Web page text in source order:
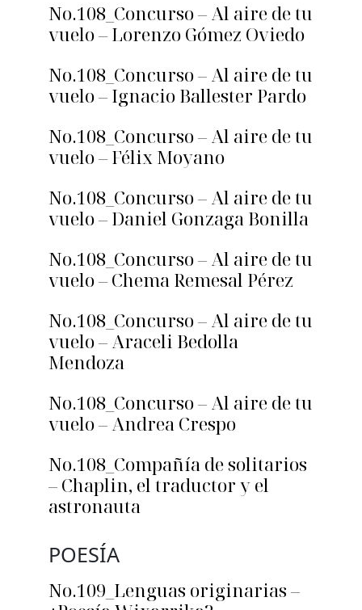
No.108_Concurso – Al aire de tu
vuelo – Lorenzo Gómez Oviedo
No.108_Concurso – Al aire de tu
vuelo – Ignacio Ballester Pardo
No.108_Concurso – Al aire de tu
vuelo – Félix Moyano
No.108_Concurso – Al aire de tu
vuelo – Daniel Gonzaga Bonilla
No.108_Concurso – Al aire de tu
vuelo – Chema Remesal Pérez
No.108_Concurso – Al aire de tu
vuelo – Araceli Bedolla
Mendoza
No.108_Concurso – Al aire de tu
vuelo – Andrea Crespo
No.108_Compañía de solitarios
– Chaplin, el traductor y el
astronauta
POESÍA
No.109_Lenguas originarias –